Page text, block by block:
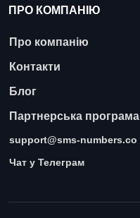
ПРО КОМПАНІЮ
Про компанію
Контакти
Блог
Партнерська програма
support@sms-numbers.co
Чат у Телеграм